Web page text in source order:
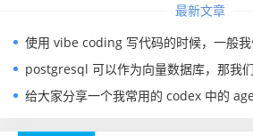
最新文章
使用 vibe coding 写代码的时候，一般我们会
postgresql 可以作为向量数据库，那我
给大家分享一个我常用的 codex 中的